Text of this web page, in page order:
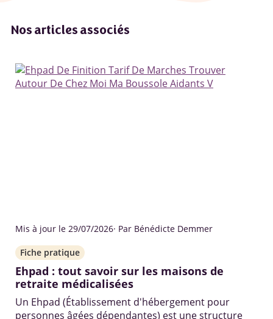
Nos articles associés
Mis à jour le 29/07/2026· Par Bénédicte Demmer
Fiche pratique
Ehpad : tout savoir sur les maisons de
retraite médicalisées
Un Ehpad (Établissement d'hébergement pour
personnes âgées dépendantes) est une structure